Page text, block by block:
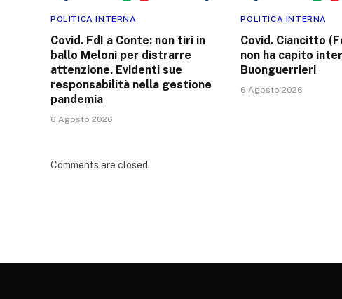
POLITICA INTERNA
Covid. FdI a Conte: non tiri in
ballo Meloni per distrarre
attenzione. Evidenti sue
responsabilità nella gestione
pandemia
6 Agosto 2026
POLITICA INTERNA
Covid. Ciancitto
non ha capito
Buonguerrieri
6 Agosto 2026
Comments are closed.